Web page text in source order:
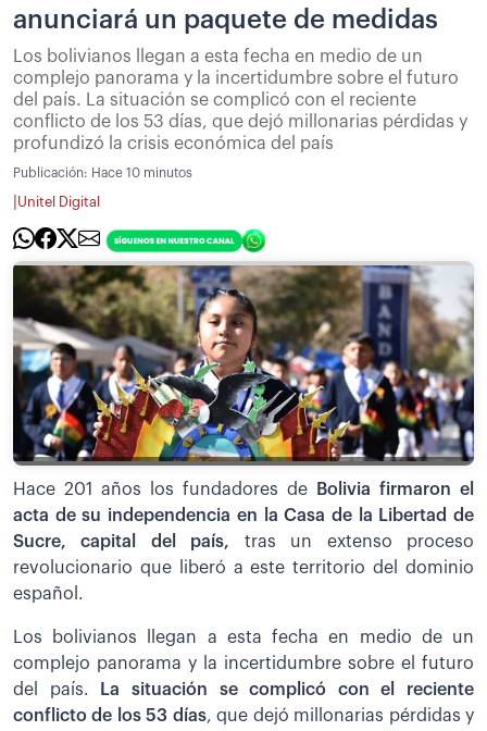
anunciará un paquete de medidas
Los bolivianos llegan a esta fecha en medio de un
complejo panorama y la incertidumbre sobre el futuro
del país. La situación se complicó con el reciente
conflicto de los 53 días, que dejó millonarias pérdidas y
profundizó la crisis económica del país
Publicación: Hace 10 minutos
Unitel Digital
Hace 201 años los fundadores de Bolivia firmaron el
acta de su independencia en la Casa de la Libertad de
Sucre, capital del país, tras un extenso proceso
revolucionario que liberó a este territorio del dominio
español.
Los bolivianos llegan a esta fecha en medio de un
complejo panorama y la incertidumbre sobre el futuro
del país.
La situación se complicó con el reciente
conflicto de los 53 días, que dejó millonarias pérdidas y